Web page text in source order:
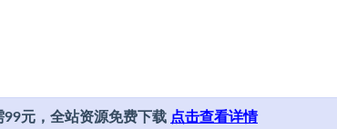
元，全站资源免费下载 点击查看详情